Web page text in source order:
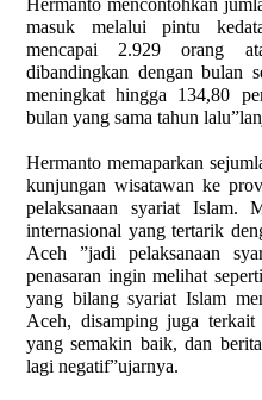
Hermanto mencontohkan
masuk melalui pintu
mencapai 2.929 orang
dibandingkan dengan bulan
meningkat hingga 134,80
bulan yang sama tahun
Hermanto memaparkan
kunjungan wisatawan ke
pelaksanaan syariat Islam.
internasional yang tertarik
Aceh ”jadi pelaksanaan
penasaran ingin melihat
yang bilang syariat Islam
Aceh, disamping juga
yang semakin baik, dan
lagi negatif”ujarnya.